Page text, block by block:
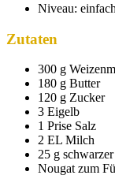
Niveau: einfach
Zutaten
300 g
180 g Butter
120 g Zucker
3 Eigelb
1 Prise Salz
2 EL Milch
25 g
Nougat zum